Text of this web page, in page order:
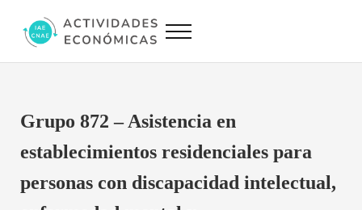
Actividades Económicas IAE CNAE
Menu
Grupo 872 – Asistencia en
establecimientos residenciales para
personas con discapacidad intelectual,